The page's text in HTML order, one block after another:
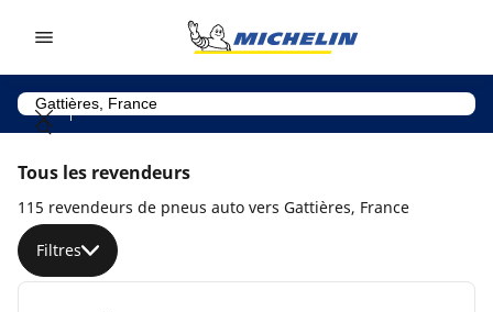
Tous les revendeurs
115 revendeurs de pneus auto vers Gattières, France
Filtres